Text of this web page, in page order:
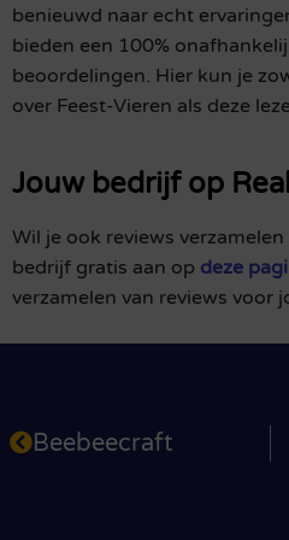
benieuwd naar echt
bieden een 100%
beoordelingen. Hier kun je
over Feest-Vieren als deze
Jouw bedrijf op
Wil je ook reviews
bedrijf gratis aan op deze
verzamelen van reviews voor
Beebeecraft